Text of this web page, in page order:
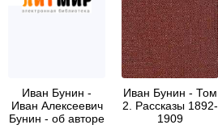
Иван Бунин -
Иван Алексеевич
Бунин - об авторе
Иван Бунин - Том
2. Рассказы 1892-
1909